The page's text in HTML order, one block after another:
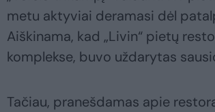
metu aktyviai deramasi dėl
Aiškinama, kad „Livin“ pietų
komplekse, buvo uždarytas
Tačiau, pranešdamas apie